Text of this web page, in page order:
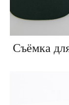
Съёмка